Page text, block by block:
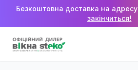
Безкоштовна доставка на адресу
закінчиться!